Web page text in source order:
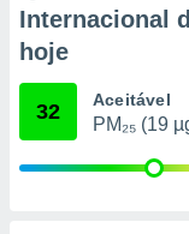
através
Internacional
hoje
32 Aceitável
PM₂₅ (19